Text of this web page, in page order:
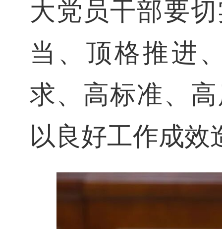
大党员干部要
当、顶格推进
求、高标准、
以良好工作成效